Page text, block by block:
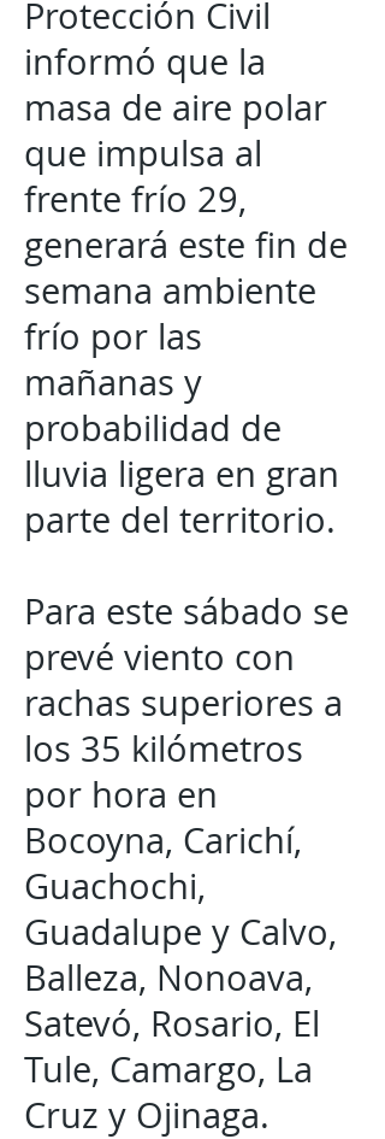
Protección Civil
informó que la
masa de aire polar
que impulsa al
frente frío 29,
generará este fin de
semana ambiente
frío por las
mañanas y
probabilidad de
lluvia ligera en gran
parte del territorio.
Para este sábado se
prevé viento con
rachas superiores a
los 35 kilómetros
por hora en
Bocoyna, Carichí,
Guachochi,
Guadalupe y Calvo,
Balleza, Nonoava,
Satevó, Rosario, El
Tule, Camargo, La
Cruz y Ojinaga.